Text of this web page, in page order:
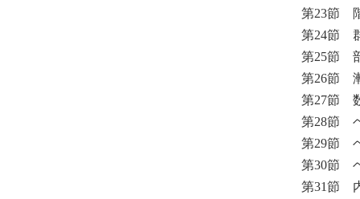
第23節
第24節
第25節
第26節
第27節
第28節
第29節
第30節
第31節